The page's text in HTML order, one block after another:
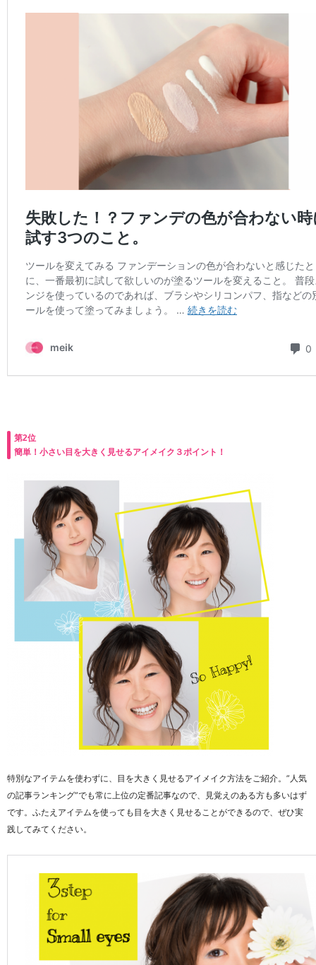
第2位
簡単！小さい目を大きく見せるアイメイク３ポイント！
特別なアイテムを使わずに、目を大きく見せるアイメイク方法をご紹介。”人気
の記事ランキング”でも常に上位の定番記事なので、見覚えのある方も多いはず
です。ふたえアイテムを使っても目を大きく見せることができるので、ぜひ実
践してみてください。